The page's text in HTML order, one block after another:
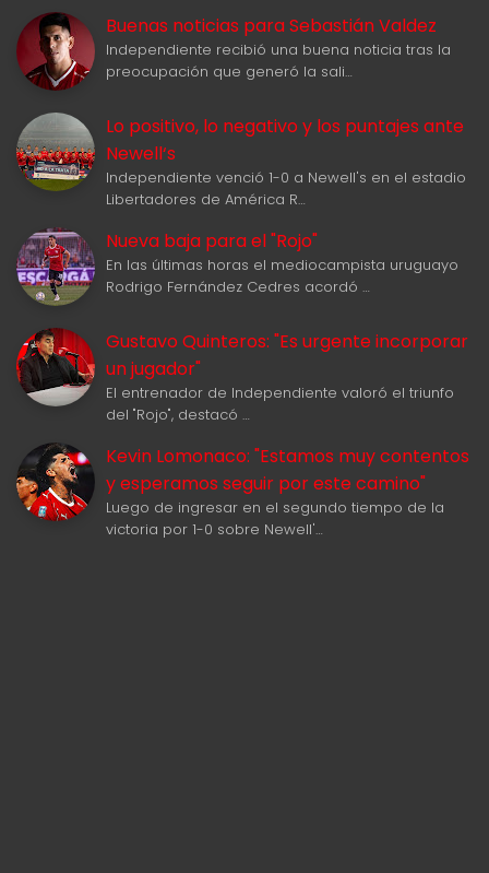
Buenas noticias para Sebastián Valdez
Independiente recibió una buena noticia tras la
preocupación que generó la sali…
Lo positivo, lo negativo y los puntajes ante
Newell‘s
Independiente venció 1-0 a Newell's en el estadio
Libertadores de América R…
Nueva baja para el "Rojo"
En las últimas horas el mediocampista uruguayo
Rodrigo Fernández Cedres acordó …
Gustavo Quinteros: "Es urgente incorporar
un jugador"
El entrenador de Independiente valoró el triunfo
del "Rojo", destacó …
Kevin Lomonaco: "Estamos muy contentos
y esperamos seguir por este camino"
Luego de ingresar en el segundo tiempo de la
victoria por 1-0 sobre Newell'…